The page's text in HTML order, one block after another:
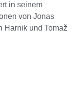
in seinem
von Jonas
Harnik und Tomaž